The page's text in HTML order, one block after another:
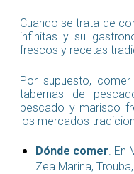
Cuando se trata de
infinitas y su
frescos y recetas
Por supuesto,
tabernas de
pescado y marisco
los mercados
Dónde comer. En
Zea Marina,